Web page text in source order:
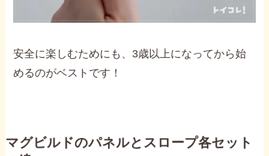
安全に楽しむためにも、3歳以上になってから始
めるのがベストです！
マグビルドのパネルとスロープ各セット